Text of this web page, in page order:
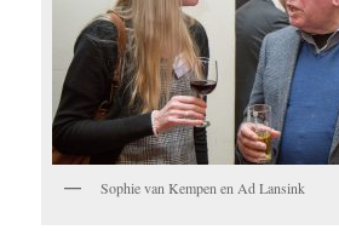
Sophie van Kempen en Ad Lansink